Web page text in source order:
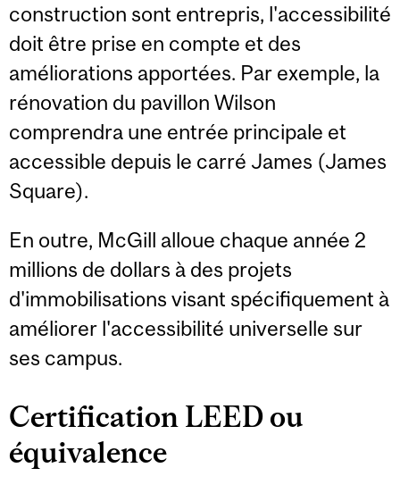
construction sont entrepris, l'accessibilité
doit être prise en compte et des
améliorations apportées. Par exemple, la
rénovation du pavillon Wilson
comprendra une entrée principale et
accessible depuis le carré James (James
Square).
En outre, McGill alloue chaque année 2
millions de dollars à des projets
d'immobilisations visant spécifiquement à
améliorer l'accessibilité universelle sur
ses campus.
Certification LEED ou
équivalence